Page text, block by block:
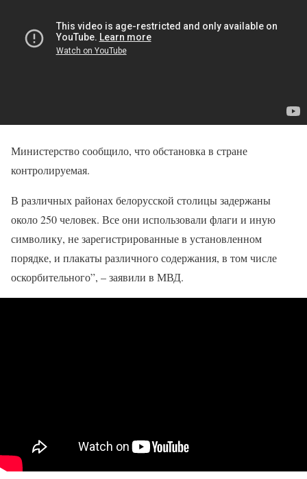
Министерство сообщило, что обстановка в стране
контролируемая.
В различных районах белорусской столицы задержаны
около 250 человек. Все они использовали флаги и иную
символику, не зарегистрированные в установленном
порядке, и плакаты различного содержания, в том числе
оскорбительного”, – заявили в МВД.